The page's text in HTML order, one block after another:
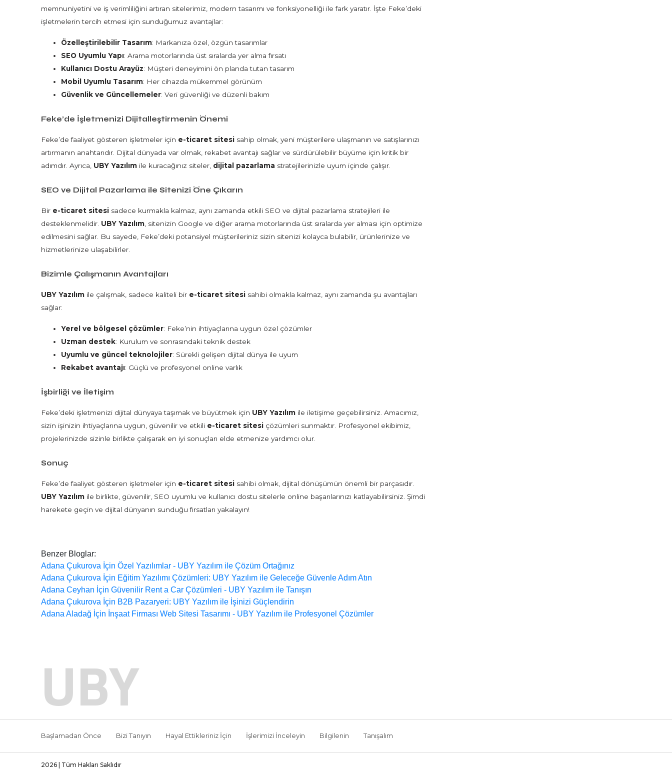
memnuniyetini ve iş verimliliğini artıran sitelerimiz, modern tasarımı ve fonksiyonelliği ile fark yaratır. İşte Feke’deki
işletmelerin tercih etmesi için sunduğumuz avantajlar:
Özelleştirilebilir Tasarım: Markanıza özel, özgün tasarımlar
SEO Uyumlu Yapı: Arama motorlarında üst sıralarda yer alma fırsatı
Kullanıcı Dostu Arayüz: Müşteri deneyimini ön planda tutan tasarım
Mobil Uyumlu Tasarım: Her cihazda mükemmel görünüm
Güvenlik ve Güncellemeler: Veri güvenliği ve düzenli bakım
Feke’de İşletmenizi Dijitalleştirmenin Önemi
Feke’de faaliyet gösteren işletmeler için e-ticaret sitesi sahip olmak, yeni müşterilere ulaşmanın ve satışlarınızı
artırmanın anahtarıdır. Dijital dünyada var olmak, rekabet avantajı sağlar ve sürdürülebilir büyüme için kritik bir
adımdır. Ayrıca, UBY Yazılım ile kuracağınız siteler, dijital pazarlama stratejilerinizle uyum içinde çalışır.
SEO ve Dijital Pazarlama ile Sitenizi Öne Çıkarın
Bir e-ticaret sitesi sadece kurmakla kalmaz, aynı zamanda etkili SEO ve dijital pazarlama stratejileri ile
desteklenmelidir. UBY Yazılım , sitenizin Google ve diğer arama motorlarında üst sıralarda yer alması için optimize
edilmesini sağlar. Bu sayede, Feke’deki potansiyel müşterileriniz sizin sitenizi kolayca bulabilir, ürünlerinize ve
hizmetlerinize ulaşabilirler.
Bizimle Çalışmanın Avantajları
UBY Yazılım ile çalışmak, sadece kaliteli bir e-ticaret sitesi sahibi olmakla kalmaz, aynı zamanda şu avantajları
sağlar:
Yerel ve bölgesel çözümler: Feke’nin ihtiyaçlarına uygun özel çözümler
Uzman destek: Kurulum ve sonrasındaki teknik destek
Uyumlu ve güncel teknolojiler: Sürekli gelişen dijital dünya ile uyum
Rekabet avantajı: Güçlü ve profesyonel online varlık
İşbirliği ve İletişim
Feke’deki işletmenizi dijital dünyaya taşımak ve büyütmek için UBY Yazılım ile iletişime geçebilirsiniz. Amacımız,
sizin işinizin ihtiyaçlarına uygun, güvenilir ve etkili e-ticaret sitesi çözümleri sunmaktır. Profesyonel ekibimiz,
projelerinizde sizinle birlikte çalışarak en iyi sonuçları elde etmenize yardımcı olur.
Sonuç
Feke’de faaliyet gösteren işletmeler için e-ticaret sitesi sahibi olmak, dijital dönüşümün önemli bir parçasıdır.
UBY Yazılım ile birlikte, güvenilir, SEO uyumlu ve kullanıcı dostu sitelerle online başarılarınızı katlayabilirsiniz. Şimdi
harekete geçin ve dijital dünyanın sunduğu fırsatları yakalayın!
Benzer Bloglar:
Adana Çukurova İçin Özel Yazılımlar - UBY Yazılım ile Çözüm Ortağınız
Adana Çukurova İçin Eğitim Yazılımı Çözümleri: UBY Yazılım ile Geleceğe Güvenle Adım Atın
Adana Ceyhan İçin Güvenilir Rent a Car Çözümleri - UBY Yazılım ile Tanışın
Adana Çukurova İçin B2B Pazaryeri: UBY Yazılım ile İşinizi Güçlendirin
Adana Aladağ İçin İnşaat Firması Web Sitesi Tasarımı - UBY Yazılım ile Profesyonel Çözümler
UBY
Başlamadan Önce Bizi Tanıyın Hayal Ettikleriniz İçin İşlerimizi İnceleyin Bilgilenin Tanışalım
2026 | Tüm Hakları Saklıdır